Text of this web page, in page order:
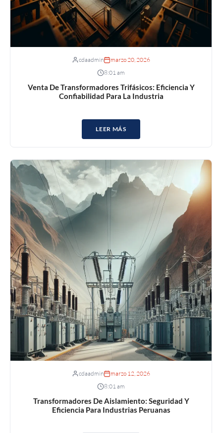
cdaadmin
marzo 20, 2026
8:01 am
Venta De Transformadores Trifásicos: Eficiencia Y
Confiabilidad Para La Industria
LEER MÁS
cdaadmin
marzo 12, 2026
8:01 am
Transformadores De Aislamiento: Seguridad Y
Eficiencia Para Industrias Peruanas